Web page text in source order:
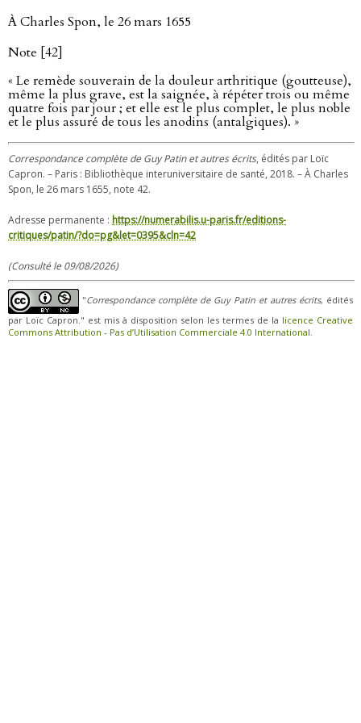
À Charles Spon, le 26 mars 1655
Note [42]
« Le remède souverain de la douleur arthritique (goutteuse),
même la plus grave, est la saignée, à répéter trois ou même
quatre fois par jour ; et elle est le plus complet, le plus noble
et le plus assuré de tous les anodins (antalgiques). »
Correspondance complète de Guy Patin et autres écrits, édités par Loïc
Capron. – Paris : Bibliothèque interuniversitaire de santé, 2018. – À Charles
Spon, le 26 mars 1655, note 42.
Adresse permanente : https://numerabilis.u-paris.fr/editions-
critiques/patin/?do=pg&let=0395&cln=42
(Consulté le 09/08/2026)
"Correspondance complète de Guy Patin et autres écrits, édités
par Loïc Capron." est mis à disposition selon les termes de la licence Creative
Commons Attribution - Pas d’Utilisation Commerciale 4.0 International.